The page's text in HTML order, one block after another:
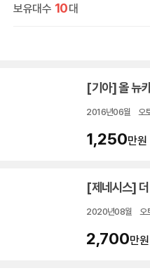
보유대수 10대
[기아] 올 뉴
2016년06월 오
1,250만원
2020년08월 오
2,700만원